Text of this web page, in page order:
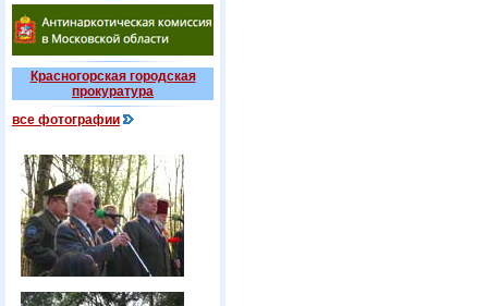
Красногорская городская
прокуратура
все фотографии